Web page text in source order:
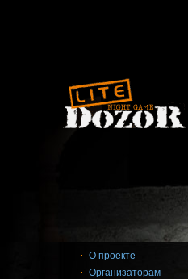
О проекте
Организаторам